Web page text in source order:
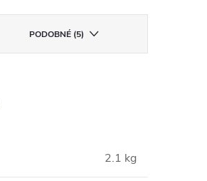
PODOBNÉ (5)
2.1 kg